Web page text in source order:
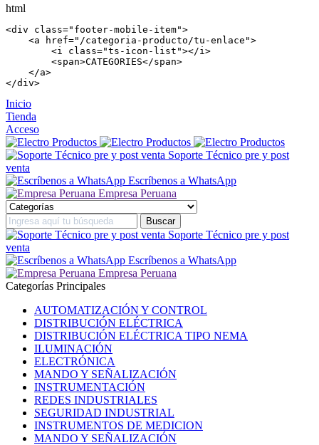
html
<div class="footer-mobile-item">
    <
a href="/categoria-producto/tu-enlace">
        <
i class="ts-icon-list"></i >
        <
span>CATEGORIES</span>
    </
a>
</div>
Inicio
Tienda
Acceso
Soporte Técnico pre y post
venta
Escríbenos a WhatsApp
Empresa Peruana
Soporte Técnico pre y post
venta
Escríbenos a WhatsApp
Empresa Peruana
Categorías Principales
AUTOMATIZACIÓN Y CONTROL
DISTRIBUCIÓN ELÉCTRICA
DISTRIBUCIÓN ELÉCTRICA TIPO NEMA
ILUMINACIÓN
ELECTRÓNICA
MANDO Y SEÑALIZACIÓN
INSTRUMENTACIÓN
REDES INDUSTRIALES
SEGURIDAD INDUSTRIAL
INSTRUMENTOS DE MEDICION
MANDO Y SEÑALIZACIÓN